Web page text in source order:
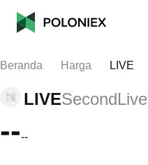
Beranda Harga LIVE
LIVESecondLive
----